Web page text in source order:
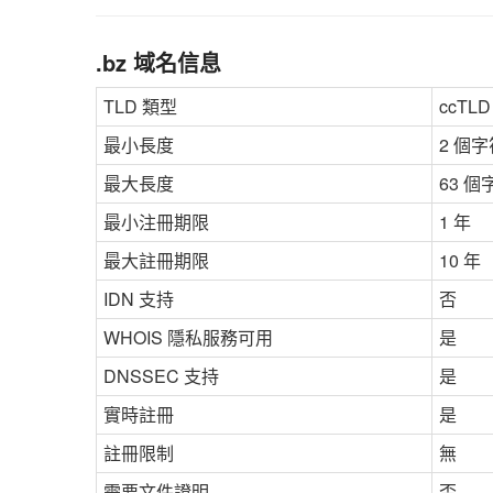
.bz 域名信息
TLD 類型
最小長度
2 個
最大長度
63 個
最小注冊期限
1 年
最大註冊期限
10 年
IDN 支持
否
WHOIS 隱私服務可用
是
DNSSEC 支持
是
實時註冊
是
註冊限制
無